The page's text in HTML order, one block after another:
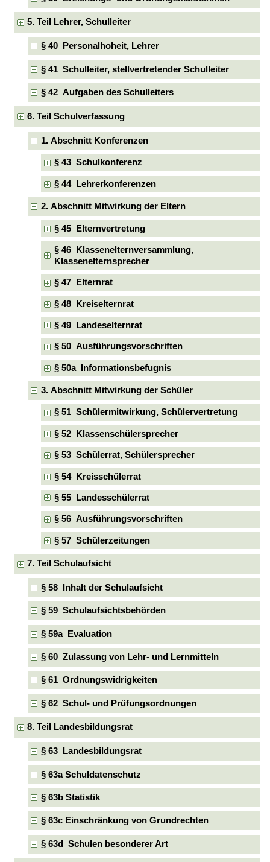
5. Teil Lehrer, Schulleiter
§ 40 Personalhoheit, Lehrer
§ 41 Schulleiter, stellvertretender Schulleiter
§ 42 Aufgaben des Schulleiters
6. Teil Schulverfassung
1. Abschnitt Konferenzen
§ 43 Schulkonferenz
§ 44 Lehrerkonferenzen
2. Abschnitt Mitwirkung der Eltern
§ 45 Elternvertretung
§ 46 Klassenelternversammlung,
Klassenelternsprecher
§ 47 Elternrat
§ 48 Kreiselternrat
§ 49 Landeselternrat
§ 50 Ausführungsvorschriften
§ 50a Informationsbefugnis
3. Abschnitt Mitwirkung der Schüler
§ 51 Schülermitwirkung, Schülervertretung
§ 52 Klassenschülersprecher
§ 53 Schülerrat, Schülersprecher
§ 54 Kreisschülerrat
§ 55 Landesschülerrat
§ 56 Ausführungsvorschriften
§ 57 Schülerzeitungen
7. Teil Schulaufsicht
§ 58 Inhalt der Schulaufsicht
§ 59 Schulaufsichtsbehörden
§ 59a Evaluation
§ 60 Zulassung von Lehr- und Lernmitteln
§ 61 Ordnungswidrigkeiten
§ 62 Schul- und Prüfungsordnungen
8. Teil Landesbildungsrat
§ 63 Landesbildungsrat
§ 63a Schuldatenschutz
§ 63b Statistik
§ 63c Einschränkung von Grundrechten
§ 63d Schulen besonderer Art